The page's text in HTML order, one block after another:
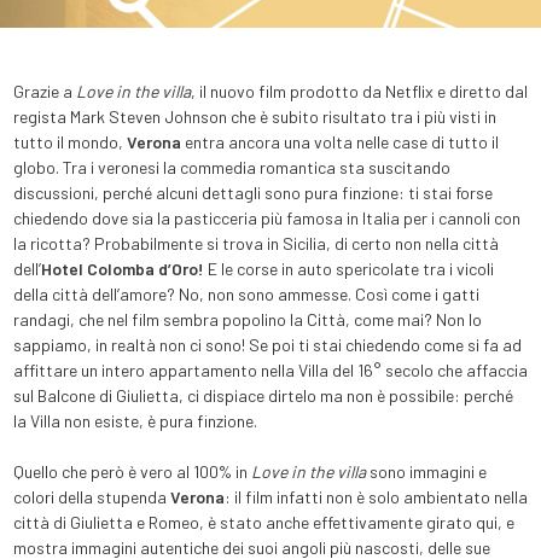
Grazie a Love in the villa, il nuovo film prodotto da Netflix e diretto dal
regista Mark Steven Johnson che è subito risultato tra i più visti in
tutto il mondo, Verona entra ancora una volta nelle case di tutto il
globo. Tra i veronesi la commedia romantica sta suscitando
discussioni, perché alcuni dettagli sono pura finzione: ti stai forse
chiedendo dove sia la pasticceria più famosa in Italia per i cannoli con
la ricotta? Probabilmente si trova in Sicilia, di certo non nella città
dell’Hotel Colomba d’Oro! E le corse in auto spericolate tra i vicoli
della città dell’amore? No, non sono ammesse. Così come i gatti
randagi, che nel film sembra popolino la Città, come mai? Non lo
sappiamo, in realtà non ci sono! Se poi ti stai chiedendo come si fa ad
affittare un intero appartamento nella Villa del 16° secolo che affaccia
sul Balcone di Giulietta, ci dispiace dirtelo ma non è possibile: perché
la Villa non esiste, è pura finzione.
Quello che però è vero al 100% in Love in the villasono immagini e
colori della stupenda Verona: il film infatti non è solo ambientato nella
città di Giulietta e Romeo, è stato anche effettivamente girato qui, e
mostra immagini autentiche dei suoi angoli più nascosti, delle sue